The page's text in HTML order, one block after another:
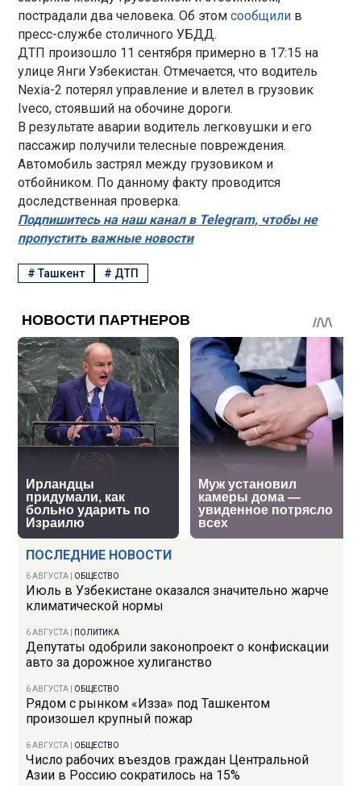
ПОСЛЕДНИЕ НОВОСТИ
6 АВГУСТА ОБЩЕСТВО
Июль в Узбекистане оказался значительно жарче
климатической нормы
6 АВГУСТА ПОЛИТИКА
Депутаты одобрили законопроект о конфискации
авто за дорожное хулиганство
6 АВГУСТА ОБЩЕСТВО
Рядом с рынком «Изза» под Ташкентом
произошел крупный пожар
6 АВГУСТА ОБЩЕСТВО
Число рабочих въездов граждан Центральной
Азии в Россию сократилось на 15%
пострадали два человека. Об этомсообщили в
пресс-службе столичного УБДД.
ДТП произошло 11 сентября примерно в 17:15 на
улице Янги Узбекистан. Отмечается, что водитель
Nexia-2 потерял управление и влетел в грузовик
Iveco, стоявший на обочине дороги.
В результате аварии водитель легковушки и его
пассажир получили телесные повреждения.
Автомобиль застрял между грузовиком и
отбойником. По данному факту проводится
доследственная проверка.
Подпишитесь на наш канал в Telegram, чтобы не
пропустить важные новости
#Ташкент # ДТП